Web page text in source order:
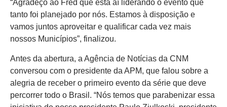
“Agradeço ao Fred que está aí liderando o evento que
tanto foi planejado por nós. Estamos à disposição e
vamos juntos aproveitar e qualificar cada vez mais
nossos Municípios”, finalizou.
Antes da abertura, a Agência de Notícias da CNM
conversou com o presidente da APM, que falou sobre a
alegria de receber o primeiro evento da série que deve
percorrer todo o Brasil. “Nós temos que parabenizar essa